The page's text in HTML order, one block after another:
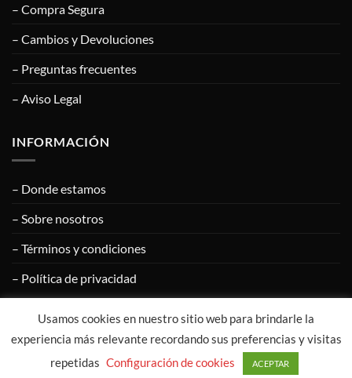
– Compra Segura
– Cambios y Devoluciones
– Preguntas frecuentes
– Aviso Legal
INFORMACIÓN
– Donde estamos
– Sobre nosotros
– Términos y condiciones
– Política de privacidad
Visa PayPal MasterCardGoogle
Pay
Apple
Pay
COPYRIGHT © 2020CALZADOS ÁNGEL
Usamos cookies en nuestro sitio web para brindarle la
experiencia más relevante recordando sus preferencias y visitas
repetidas Configuración de cookies ACEPTAR